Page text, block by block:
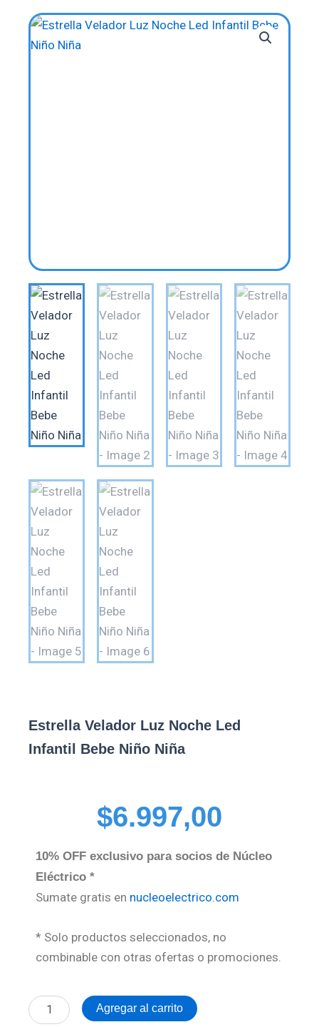
Estrella Velador Luz Noche Led
Infantil Bebe Niño Niña
$6.997,00
10% OFF exclusivo para socios de Núcleo
Eléctrico *
Sumate gratis en nucleoelectrico.com
* Solo productos seleccionados, no
combinable con otras ofertas o promociones.
Estrella
Velador
Agregar al carrito